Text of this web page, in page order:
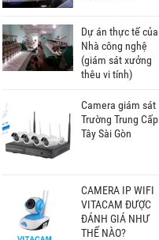
Dự án thực tế của
Nhà công nghệ
(giám sát xưởng
thêu vi tính)
Camera giám sát
Trường Trung Cấp
Tây Sài Gòn
CAMERA IP WIFI
VITACAM ĐƯỢC
ĐÁNH GIÁ NHƯ
THẾ NÀO?